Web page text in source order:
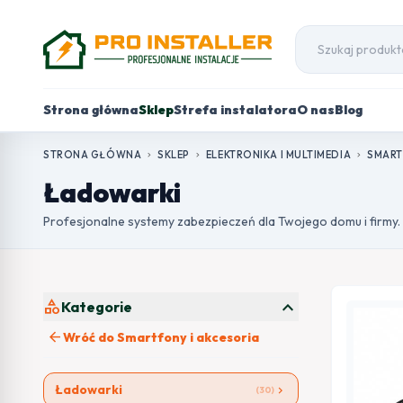
Strona głównaSklepStrefa instalatoraO nasBlog
STRONA GŁÓWNA chevron_right SKLEP chevron_right ELEKTRONIKA I MULTIMEDIA chevron_right
Ładowarki
Profesjonalne systemy zabezpieczeń dla Twojego domu i firmy.
categoryKategorie expand_more
arrow_backWróć do Smartfony i akcesoria
Ładowarki (30) chevron_right